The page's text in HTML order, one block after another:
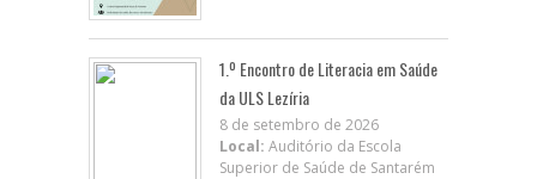
1.º Encontro de Literacia em Saúde
da ULS Lezíria
8 de setembro de 2026
Local: Auditório da Escola
Superior de Saúde de Santarém